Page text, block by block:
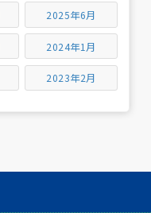
2025年6月
2024年1月
2023年2月